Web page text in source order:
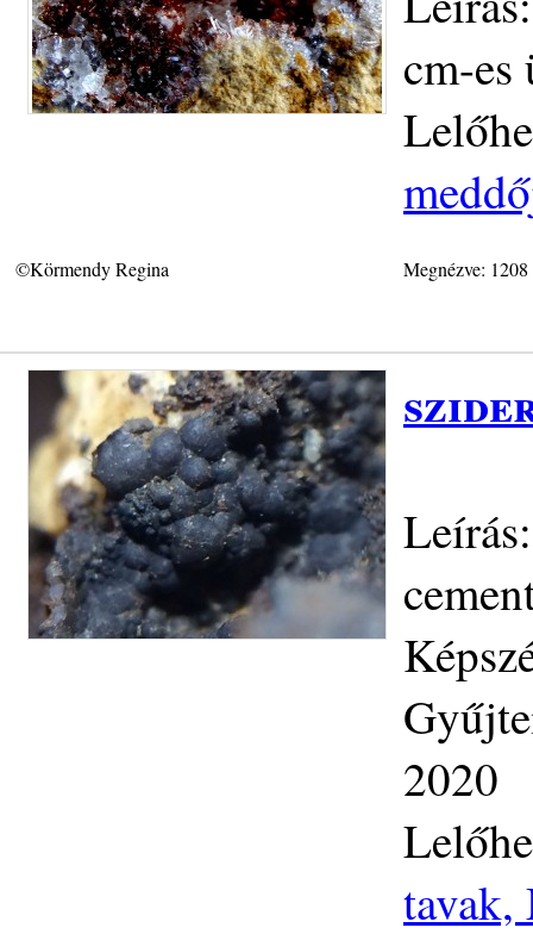
cm-es
©Körmendy Regina Megnézve:
2020
tavak,